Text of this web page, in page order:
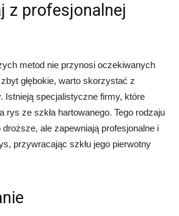
z profesjonalnej
metod nie przynosi oczekiwanych
głębokie, warto skorzystać z
Istnieją specjalistyczne firmy, które
rys ze szkła hartowanego. Tego rodzaju
droższe, ale zapewniają profesjonalne i
przywracając szkłu jego pierwotny